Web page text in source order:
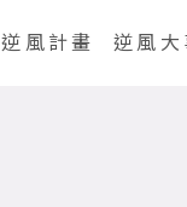
逆風計畫 逆風大